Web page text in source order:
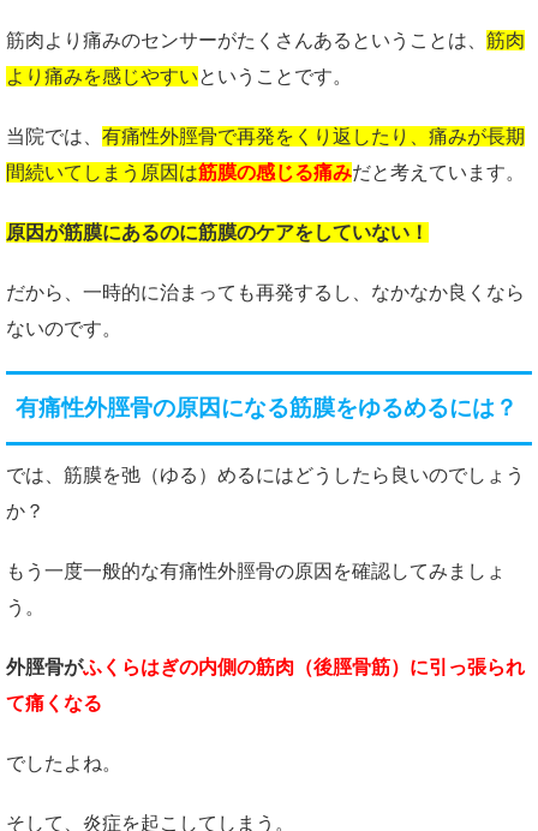
筋肉より痛みのセンサーがたくさんあるということは、 筋肉
より痛みを感じやすいということです。
当院では、 有痛性外脛骨で再発をくり返したり、痛みが長期
間続いてしまう原因は筋膜の感じる痛みだと考えています。
原因が筋膜にあるのに筋膜のケアをしていない！
だから、一時的に治まっても再発するし、なかなか良くなら
ないのです。
有痛性外脛骨の原因になる筋膜をゆるめるには？
では、筋膜を弛（ゆる）めるにはどうしたら良いのでしょう
か？
もう一度一般的な有痛性外脛骨の原因を確認してみましょ
う。
外脛骨がふくらはぎの内側の筋肉（後脛骨筋）に引っ張られ
て痛くなる
でしたよね。
そして、炎症を起こしてしまう。